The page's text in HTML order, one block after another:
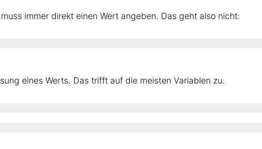
muss immer direkt einen Wert angeben. Das geht also nicht:
eines Werts. Das trifft auf die meisten Variablen zu.